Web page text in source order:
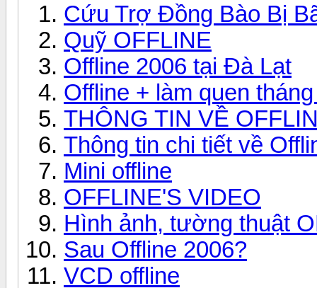
Cứu Trợ Đồng Bào Bị
Quỹ OFFLINE
Offline 2006 tại Đà Lạt
Offline + làm quen
THÔNG TIN VỀ
Thông tin chi tiết về
Mini offline
OFFLINE'S VIDEO
Hình ảnh, tường thuật
Sau Offline 2006?
VCD offline